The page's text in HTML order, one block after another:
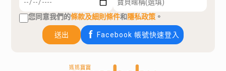
您同意我們的條款及細則條件和隱私政策 。
送出 Facebook 帳號快速登入